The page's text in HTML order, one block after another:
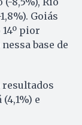
Goiás
pior
base de
resultados
e